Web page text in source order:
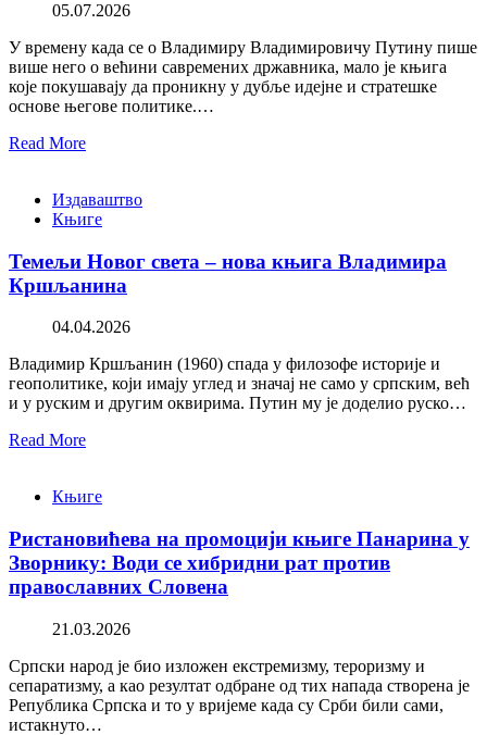
05.07.2026
У времену када се о Владимиру Владимировичу Путину пише
више него о већини савремених државника, мало је књига
које покушавају да проникну у дубље идејне и стратешке
основе његове политике.…
Read More
Издаваштво
Књиге
Темељи Новог света – нова књига Владимира
Кршљанина
04.04.2026
Владимир Кршљанин (1960) спада у филозофе историје и
геополитике, који имају углед и значај не само у српским, већ
и у руским и другим оквирима. Путин му је доделио руско…
Read More
Књиге
Ристановићева на промоцији књиге Панарина у
Зворнику: Води се хибридни рат против
православних Словена
21.03.2026
Српски народ је био изложен екстремизму, тероризму и
сепаратизму, а као резултат одбране од тих напада створена је
Република Српска и то у вријеме када су Срби били сами,
истакнуто…